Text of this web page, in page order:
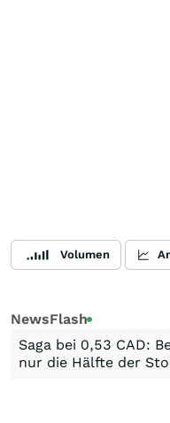
Volumen
NewsFlash
Saga bei 0,53 CAD:
nur die Hälfte der